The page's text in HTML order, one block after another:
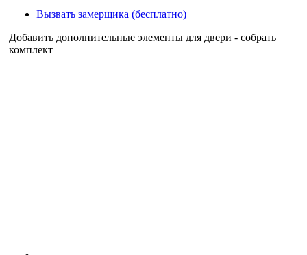
Вызвать замерщика (бесплатно)
Добавить дополнительные элементы для двери - собрать
комплект